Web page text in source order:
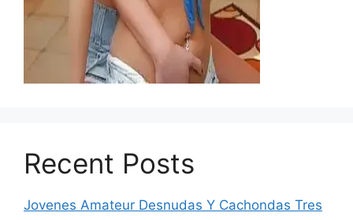
Recent Posts
Jovenes Amateur Desnudas Y Cachondas Tres